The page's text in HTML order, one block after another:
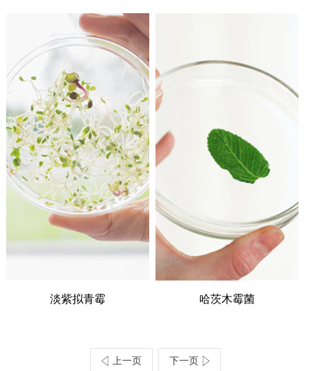
淡紫拟青霉 哈茨木霉菌
上一页 下一页